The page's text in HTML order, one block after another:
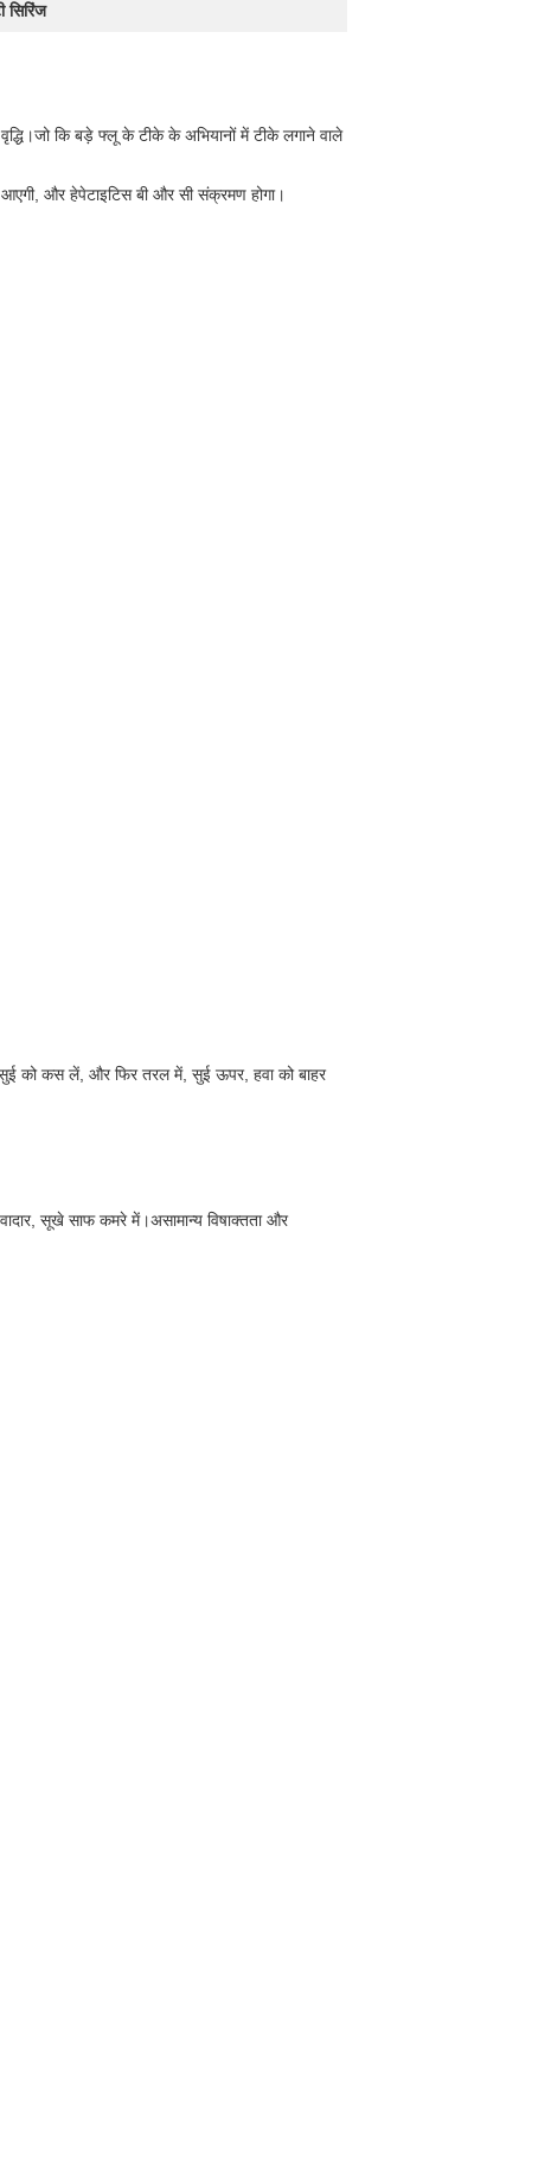
कि बड़े फ्लू के टीके के अभियानों में टीके लगाने वाले
और हेपेटाइटिस बी और सी संक्रमण होगा।
को कस लें, और फिर तरल में, सुई ऊपर, हवा को बाहर
सूखे साफ कमरे में।असामान्य विषाक्तता और